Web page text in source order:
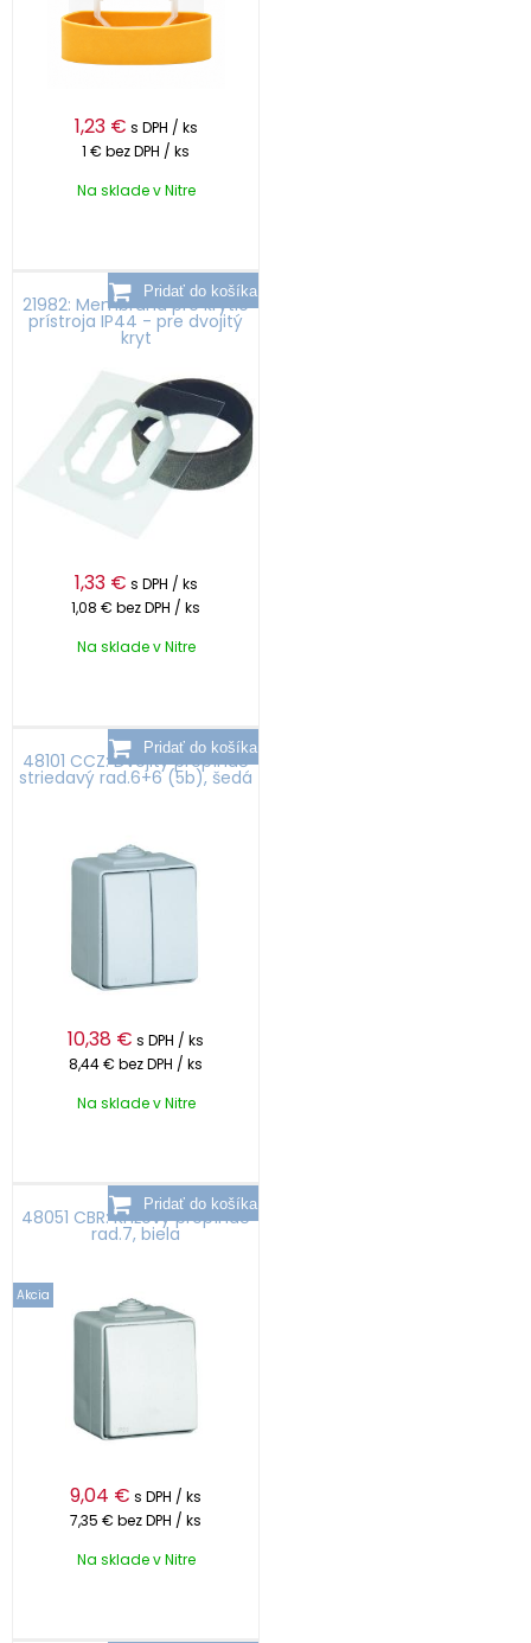
1,23 € s DPH / ks
1 € bez DPH / ks
Na sklade v Nitre
21982: Membrána pre krytie
prístroja IP44 - pre dvojitý
kryt
1,33 € s DPH / ks
1,08 € bez DPH / ks
Na sklade v Nitre
48101 CCZ: Dvojitý prepínač
striedavý rad.6+6 (5b), šedá
10,38 € s DPH / ks
8,44 € bez DPH / ks
Na sklade v Nitre
48051 CBR: Krížový prepínač
rad.7, biela
Akcia
9,04 € s DPH / ks
7,35 € bez DPH / ks
Na sklade v Nitre